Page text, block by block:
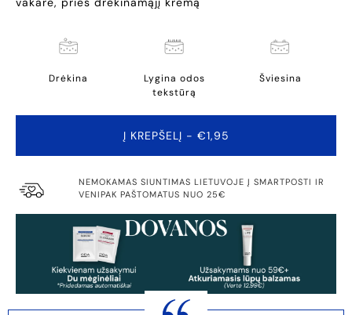
Drėkina
Lygina odos
tekstūrą
Šviesina
Į KREPŠELĮ - €1,95
NEMOKAMAS SIUNTIMAS LIETUVOJE Į SMARTPOSTI IR
VENIPAK PAŠTOMATUS NUO 25€